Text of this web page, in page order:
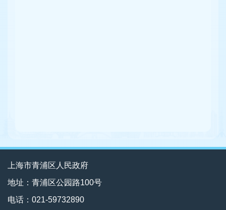
上海市青浦区人民政府
地址：青浦区公园路100号
电话：021-59732890